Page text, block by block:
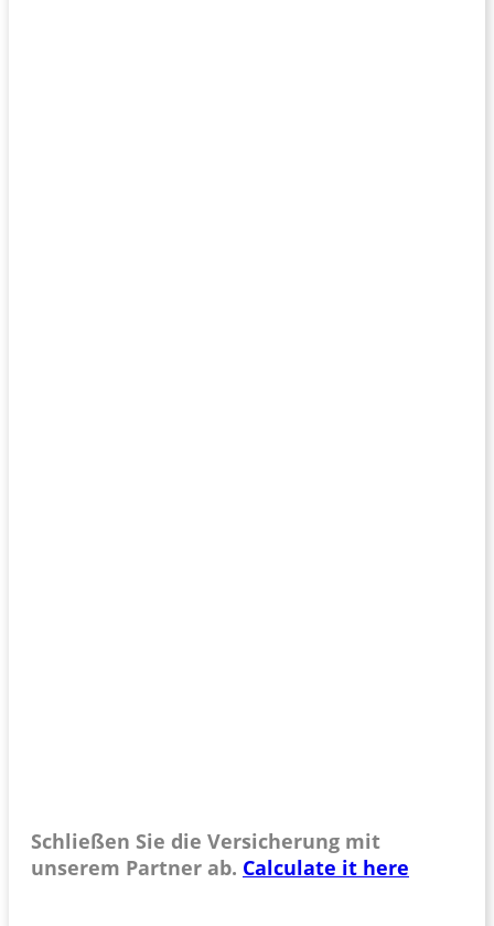
Schließen Sie die Versicherung mit
unserem Partner ab. Calculate it here